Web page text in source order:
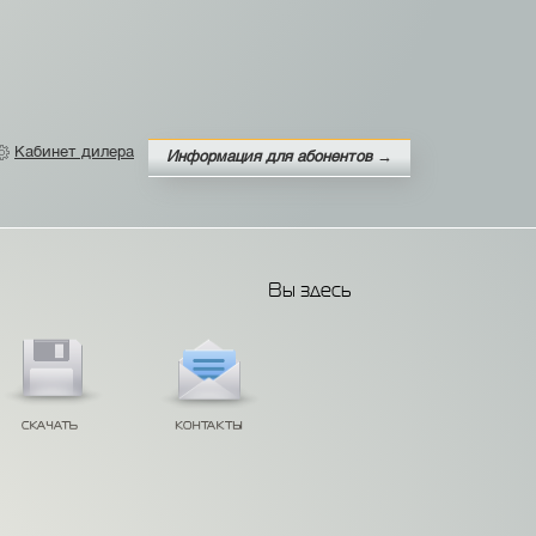
Кабинет дилера Информация для абонентов →
Вы здесь